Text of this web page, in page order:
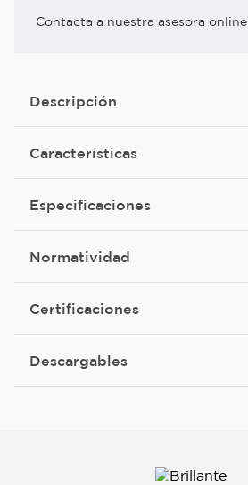
Contacta a nuestra asesora online
Descripción
Características
Especificaciones
Normatividad
Certificaciones
Descargables